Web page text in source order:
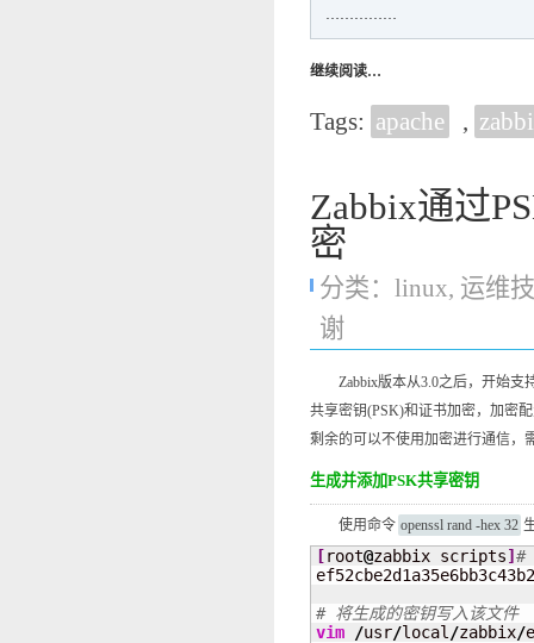
继续阅读…
Tags: apache ,
Zabbix通过
密
分类： linux, 运维
谢
Zabbix版本从3.0之后，开始支持
共享密钥(PSK)和证书加密，加密
剩余的可以不使用加密进行通信，
生成并添加PSK共享密钥
使用命令 openssl rand -hex 32
[root@zabbix scripts] #
# 将生成的密钥写入该文件
vim
/usr/local /zabbix/